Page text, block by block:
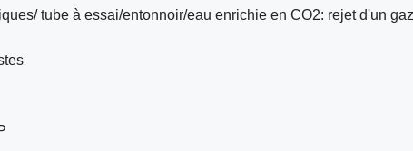
tube à essai/entonnoir/eau enrichie en CO2: rejet d'un